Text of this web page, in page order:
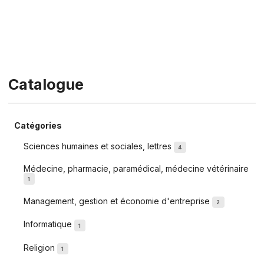
Catalogue
Catégories
Sciences humaines et sociales, lettres 4
Médecine, pharmacie, paramédical, médecine vétérinaire
1
Management, gestion et économie d'entreprise 2
Informatique 1
Religion 1